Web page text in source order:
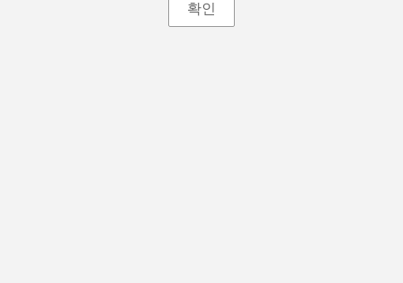
확인